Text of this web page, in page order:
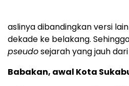
aslinya dibandingkan versi
dekade ke belakang.
pseudosejarah yang jauh
Babakan, awal Kota